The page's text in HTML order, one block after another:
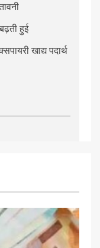
हुई
खाद्य पदार्थ